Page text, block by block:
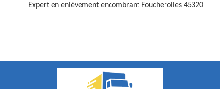
Expert en enlèvement encombrant Foucherolles 45320